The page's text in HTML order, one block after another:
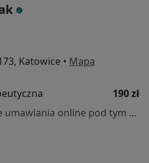
Katowice • Mapa
190 zł
Specjalista nie oferuje umawiania online pod tym adresem.